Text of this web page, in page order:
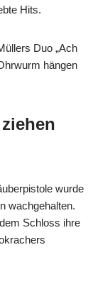
Hits.
Duo „Ach
hängen
wurde
wachgehalten.
Schloss ihre